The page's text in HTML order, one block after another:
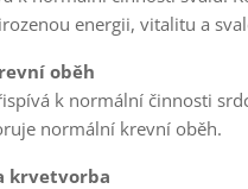
energii, vitalitu a
oběh
k normální činnosti
normální krevní oběh.
krvetvorba